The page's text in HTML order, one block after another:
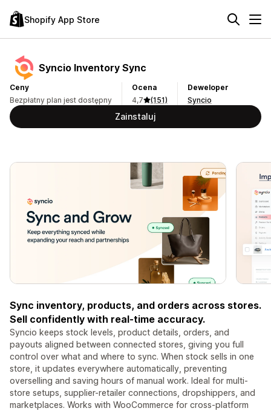
Shopify App Store
Syncio Inventory Sync
Ceny
Bezpłatny plan jest dostępny
Ocena
4,7
(151)
Deweloper
Syncio
Zainstaluj
Sync inventory, products, and orders across stores.
Sell confidently with real-time accuracy.
Syncio keeps stock levels, product details, orders, and
payouts aligned between connected stores, giving you full
control over what and where to sync. When stock sells in one
store, it updates everywhere automatically, preventing
overselling and saving hours of manual work. Ideal for multi-
store setups, supplier-retailer connections, dropshippers, and
marketplaces. Works with WooCommerce for cross-platform